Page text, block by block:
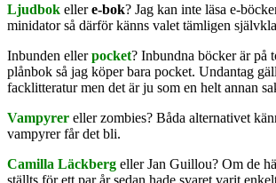
Ljudbok ellere-bok? Jag kan inte läsa e-
minidator så därför känns valet tämligen
Inbunden ellerpocket? Inbundna böcker är på
plånbok så jag köper bara pocket. Undantag
facklitteratur men det är ju som en helt annan
Vampyrer eller zombies? Båda alternativet
vampyrer får det bli.
Camilla Läckberg eller Jan Guillou? Om de
ställts för ett par år sedan hade svaret varit